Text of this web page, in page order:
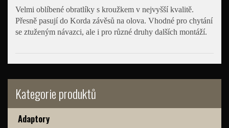
Kategorie produktů
Adaptory
Velmi oblíbené obratlíky s kroužkem v nejvyšší kvalitě.
Přesně pasují do Korda závěsů na olova. Vhodné pro chytání
se ztuženým návazci, ale i pro různé druhy dalších montáží.